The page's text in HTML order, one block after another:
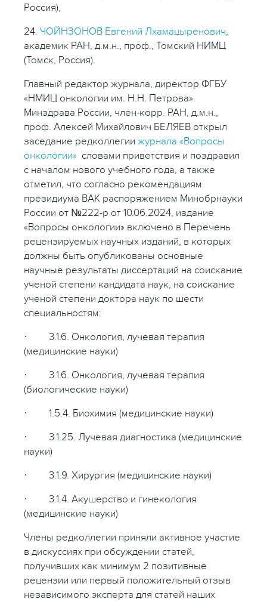
Россия),
24. ЧОЙНЗОНОВ Евгений Лхамацыренович,
академик РАН, д.м.н., проф., Томский НИМЦ
(Томск, Россия).
Главный редактор журнала, директор ФГБУ
«НМИЦ онкологии им. Н.Н. Петрова»
Минздрава России, член-корр. РАН, д.м.н.,
проф. Алексей Михайлович БЕЛЯЕВ открыл
заседание редколлегии журнала «Вопросы
онкологии» словами приветствия и поздравил
с началом нового учебного года, а также
отметил, что согласно рекомендациям
президиума ВАК распоряжением Минобрнауки
России от №222-р от 10.06.2024, издание
«Вопросы онкологии» включено в Перечень
рецензируемых научных изданий, в которых
должны быть опубликованы основные
научные результаты диссертаций на соискание
ученой степени кандидата наук, на соискание
ученой степени доктора наук по шести
специальностям:
· 3.1.6. Онкология, лучевая терапия
(медицинские науки)
· 3.1.6. Онкология, лучевая терапия
(биологические науки)
· 1.5.4. Биохимия (медицинские науки)
· 3.1.25. Лучевая диагностика (медицинские
науки)
· 3.1.9. Хирургия (медицинские науки)
· 3.1.4. Акушерство и гинекология
(медицинские науки)
Члены редколлегии приняли активное участие
в дискуссиях при обсуждении статей,
получивших как минимум 2 позитивные
рецензии или первый положительный отзыв
независимого эксперта для статей наших